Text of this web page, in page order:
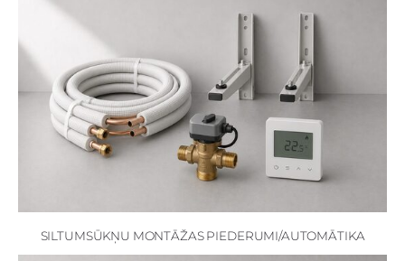
SILTUMSŪKŅU MONTĀŽAS PIEDERUMI/AUTOMĀTIKA